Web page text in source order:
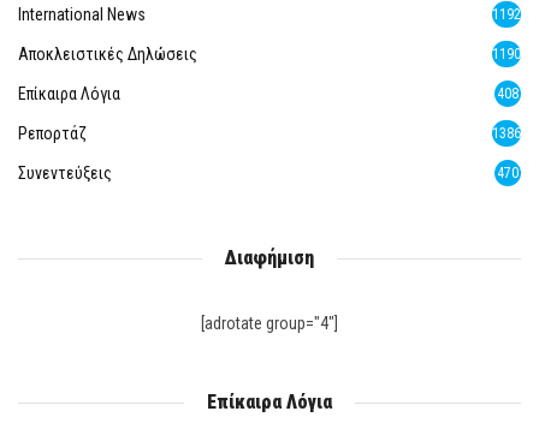
International News 1192
Αποκλειστικές Δηλώσεις 1190
Επίκαιρα Λόγια 408
Ρεπορτάζ 1386
Συνεντεύξεις 470
Διαφήμιση
[adrotate group="4"]
Επίκαιρα Λόγια